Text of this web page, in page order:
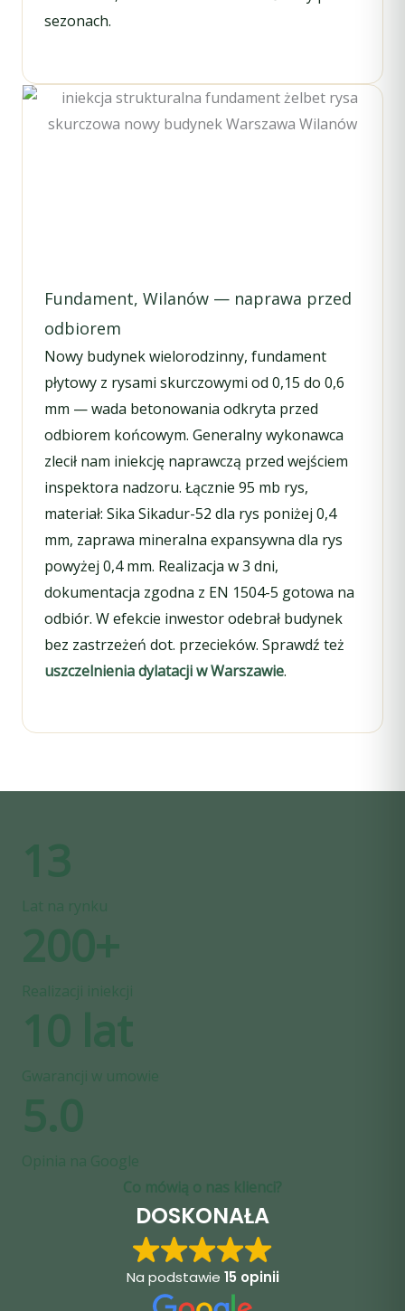
sezonach.
Fundament, Wilanów — naprawa przed
odbiorem
Nowy budynek wielorodzinny, fundament
płytowy z rysami skurczowymi od 0,15 do 0,6
mm — wada betonowania odkryta przed
odbiorem końcowym. Generalny wykonawca
zlecił nam iniekcję naprawczą przed wejściem
inspektora nadzoru. Łącznie 95 mb rys,
materiał: Sika Sikadur-52 dla rys poniżej 0,4
mm, zaprawa mineralna expansywna dla rys
powyżej 0,4 mm. Realizacja w 3 dni,
dokumentacja zgodna z EN 1504-5 gotowa na
odbiór. W efekcie inwestor odebrał budynek
bez zastrzeżeń dot. przecieków. Sprawdź też
uszczelnienia dylatacji w Warszawie.
13
Lat na rynku
200+
Realizacji iniekcji
10 lat
Gwarancji w umowie
5.0
Opinia na Google
Co mówią o nas klienci?
DOSKONAŁA
Na podstawie 15 opinii